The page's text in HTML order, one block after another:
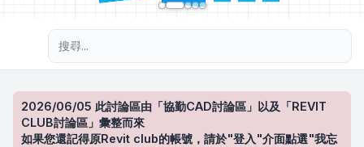
2026/06/05 此討論區由「協勤CAD討論區」以及「REVIT
CLUB討論區」彙整而來
如果您還記得原Revit club的帳號，請於"登入"介面點選"我忘